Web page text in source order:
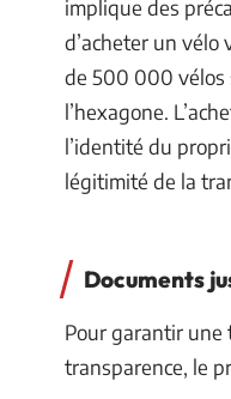
implique des
d’acheter un vélo
de 500 000 vélos
l’hexagone.
l’identité du
légitimité de la
Documents
Pour garantir une
transparence, le